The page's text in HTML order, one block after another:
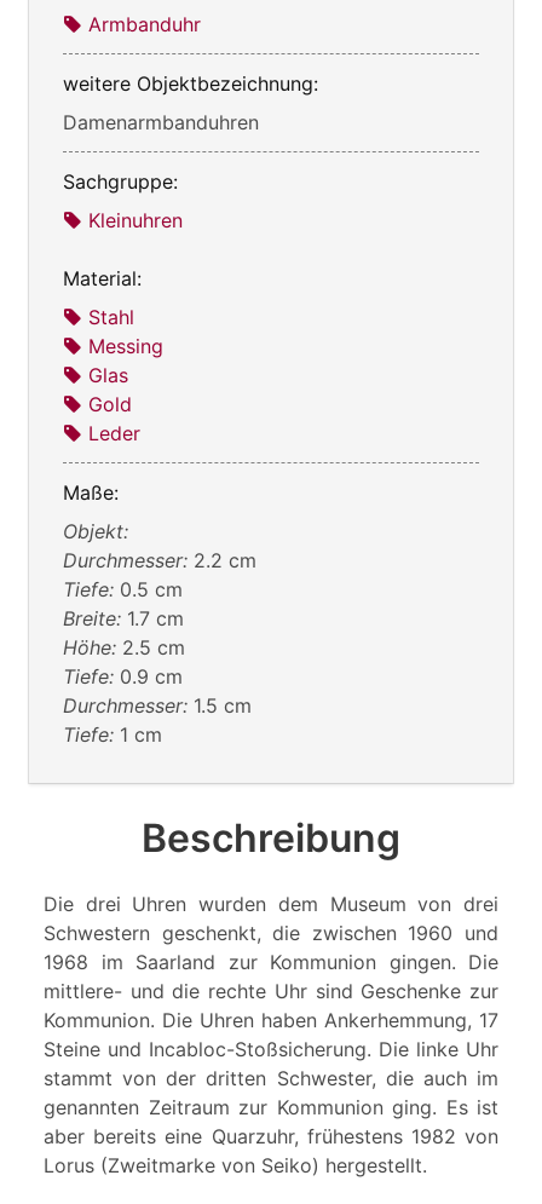
Armbanduhr
weitere Objektbezeichnung:
Damenarmbanduhren
Sachgruppe:
Kleinuhren
Material:
Stahl
Messing
Glas
Gold
Leder
Maße:
Objekt:
Durchmesser: 2.2 cm
Tiefe: 0.5 cm
Breite: 1.7 cm
Höhe: 2.5 cm
Tiefe: 0.9 cm
Durchmesser: 1.5 cm
Tiefe: 1 cm
Beschreibung
Die drei Uhren wurden dem Museum von drei
Schwestern geschenkt, die zwischen 1960 und
1968 im Saarland zur Kommunion gingen. Die
mittlere- und die rechte Uhr sind Geschenke zur
Kommunion. Die Uhren haben Ankerhemmung, 17
Steine und Incabloc-Stoßsicherung. Die linke Uhr
stammt von der dritten Schwester, die auch im
genannten Zeitraum zur Kommunion ging. Es ist
aber bereits eine Quarzuhr, frühestens 1982 von
Lorus (Zweitmarke von Seiko) hergestellt.